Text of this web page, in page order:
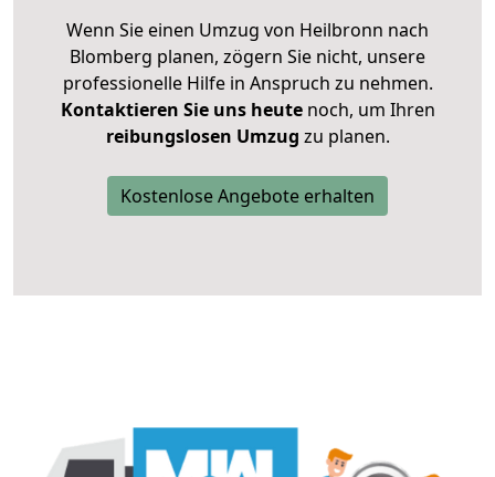
Wenn Sie einen Umzug von Heilbronn nach
Blomberg planen, zögern Sie nicht, unsere
professionelle Hilfe in Anspruch zu nehmen.
Kontaktieren Sie uns heutenoch, um Ihren
reibungslosen Umzug zu planen.
Kostenlose Angebote erhalten